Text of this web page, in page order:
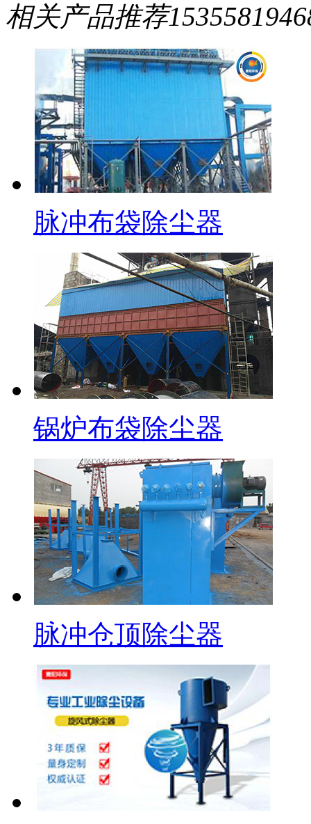
相关产品推荐
脉冲布袋除尘器
锅炉布袋除尘器
脉冲仓顶除尘器